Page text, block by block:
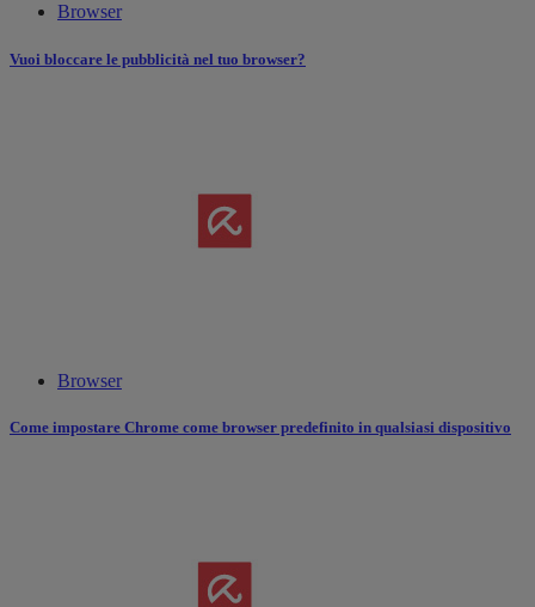
Browser
Vuoi bloccare le pubblicità nel tuo browser?
Browser
Come impostare Chrome come browser predefinito in qualsiasi dispositivo